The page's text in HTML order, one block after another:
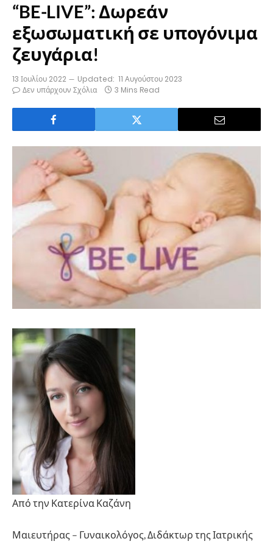
“BE-LIVE”: Δωρεάν
εξωσωματική σε υπογόνιμα
ζευγάρια!
13 Ιουλίου 2022 Updated: 11 Αυγούστου 2023
Δεν υπάρχουν Σχόλια
3 Mins Read
Από την Κατερίνα Καζάνη
Μαιευτήρας – Γυναικολόγος, Διδάκτωρ της Ιατρικής